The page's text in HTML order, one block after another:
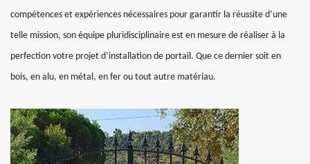
compétences et expériences nécessaires pour garantir la réussite d’une
telle mission, son équipe pluridisciplinaire est en mesure de réaliser à la
perfection votre projet d’installation de portail. Que ce dernier soit en
bois, en alu, en métal, en fer ou tout autre matériau.